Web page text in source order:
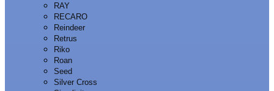
RAY
RECARO
Reindeer
Retrus
Riko
Roan
Seed
Silver Cross